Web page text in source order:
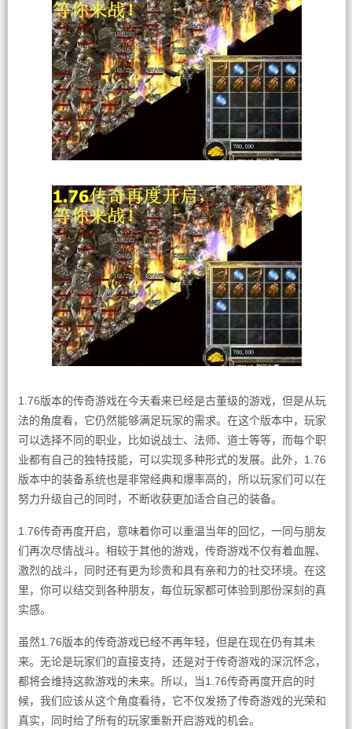
1.76版本的传奇游戏在今天看来已经是古董级的游戏，但是从玩
法的角度看，它仍然能够满足玩家的需求。在这个版本中，玩家
可以选择不同的职业，比如说战士、法师、道士等等，而每个职
业都有自己的独特技能，可以实现多种形式的发展。此外，1.76
版本中的装备系统也是非常经典和爆率高的，所以玩家们可以在
努力升级自己的同时，不断收获更加适合自己的装备。
1.76传奇再度开启，意味着你可以重温当年的回忆，一同与朋友
们再次尽情战斗。相较于其他的游戏，传奇游戏不仅有着血腥、
激烈的战斗，同时还有更为珍贵和具有亲和力的社交环境。在这
里，你可以结交到各种朋友，每位玩家都可体验到那份深刻的真
实感。
虽然1.76版本的传奇游戏已经不再年轻，但是在现在仍有其未
来。无论是玩家们的直接支持，还是对于传奇游戏的深沉怀念，
都将会维持这款游戏的未来。所以，当1.76传奇再度开启的时
候，我们应该从这个角度看待，它不仅发扬了传奇游戏的光荣和
真实，同时给了所有的玩家重新开启游戏的机会。